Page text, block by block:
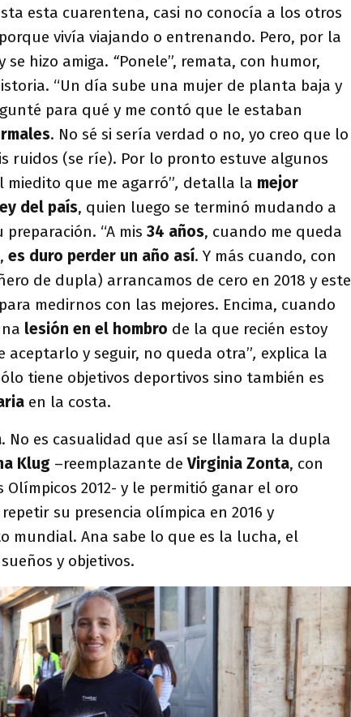
esta cuarentena, casi no conocía a los otros
vivía viajando o entrenando. Pero, por la
se hizo amiga. “Ponele”, remata, con humor,
“Un día sube una mujer de planta baja y
para qué y me contó que le estaban
. No sé si sería verdad o no, yo creo que lo
ruidos (se ríe). Por lo pronto estuve algunos
que me agarró”, detalla la mejor
del país, quien luego se terminó mudando a
“A mis 34 años, cuando me queda
es duro perder un año así. Y más cuando, con
de dupla) arrancamos de cero en 2018 y este
medirnos con las mejores. Encima, cuando
lesión en el hombro de la que recién estoy
aceptarlo y seguir, no queda otra”, explica la
tiene objetivos deportivos sino también es
en la costa.
. No es casualidad que así se llamara la dupla
Klug –reemplazante deVirginia Zonta, con
Olímpicos 2012- y le permitió ganar el oro
su presencia olímpica en 2016 y
mundial. Ana sabe lo que es la lucha, el
y objetivos.